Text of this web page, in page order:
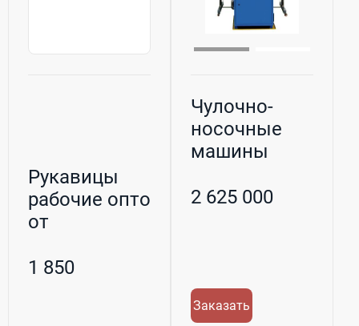
Рукавицы
рабочие оптом
от
- хлопчато...
1 850
Чулочно-
носочные
машины
2 625 000
Заказать